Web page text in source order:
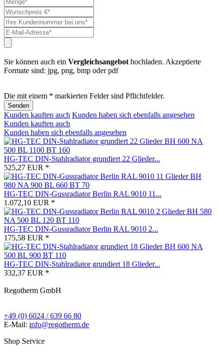
Sie können auch ein Vergleichsangebothochladen. Akzeptierte
Formate sind: jpg, png, bmp oder pdf
Die mit einem * markierten Felder sind Pflichtfelder.
Senden
Kunden kauften auch Kunden haben sich ebenfalls angesehen
Kunden kauften auch
Kunden haben sich ebenfalls angesehen
HG-TEC DIN-Stahlradiator grundiert 22 Glieder...
525,27 EUR *
HG-TEC DIN-Gussradiator Berlin RAL 9010 11...
1.072,10 EUR *
HG-TEC DIN-Gussradiator Berlin RAL 9010 2...
175,58 EUR *
HG-TEC DIN-Stahlradiator grundiert 18 Glieder...
332,37 EUR *
Regotherm GmbH
+49 (0) 6024 / 639 66 80
E-Mail: info@regotherm.de
Shop Service